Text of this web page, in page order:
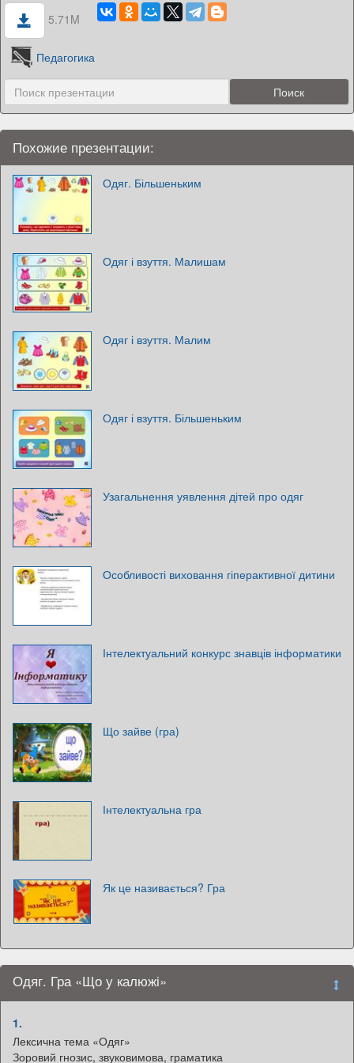
5.71M
Педагогика
Похожие презентации:
Одяг. Більшеньким
Одяг і взуття. Малишам
Одяг і взуття. Малим
Одяг і взуття. Більшеньким
Узагальнення уявлення дітей про одяг
Особливості виховання гіперактивної дитини
Інтелектуальний конкурс знавців інформатики
Що зайве (гра)
Інтелектуальна гра
Як це називається? Гра
Одяг. Гра «Що у калюжі»
1.
Лексична тема «Одяг»
Зоровий гнозис, звуковимова, граматика